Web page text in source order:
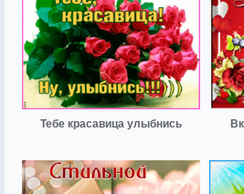
Тебе красавица улыбнись